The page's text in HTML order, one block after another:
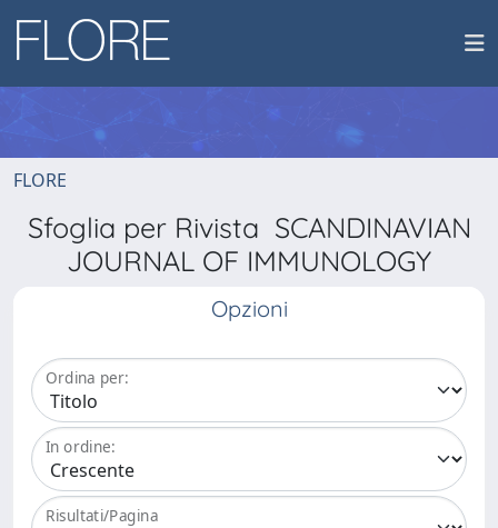
FLORE
Sfoglia per Rivista SCANDINAVIAN
JOURNAL OF IMMUNOLOGY
Opzioni
Ordina per:
In ordine:
Risultati/Pagina